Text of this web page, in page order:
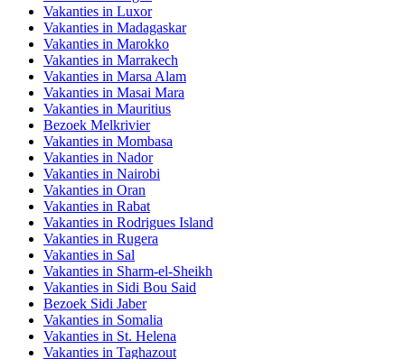
Vakanties in Luxor
Vakanties in Madagaskar
Vakanties in Marokko
Vakanties in Marrakech
Vakanties in Marsa Alam
Vakanties in Masai Mara
Vakanties in Mauritius
Bezoek Melkrivier
Vakanties in Mombasa
Vakanties in Nador
Vakanties in Nairobi
Vakanties in Oran
Vakanties in Rabat
Vakanties in Rodrigues Island
Vakanties in Rugera
Vakanties in Sal
Vakanties in Sharm-el-Sheikh
Vakanties in Sidi Bou Said
Bezoek Sidi Jaber
Vakanties in Somalia
Vakanties in St. Helena
Vakanties in Taghazout